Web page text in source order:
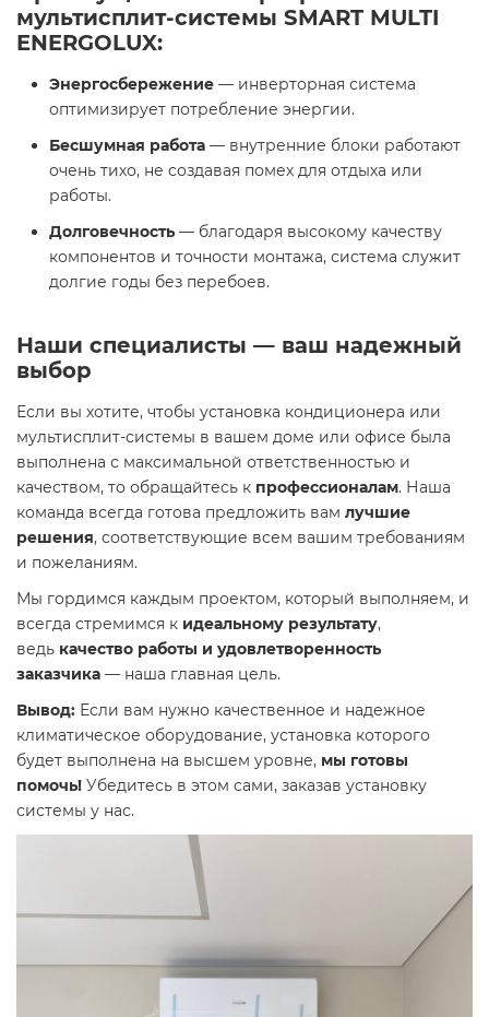
мультисплит-системы SMART MULTI
ENERGOLUX:
Энергосбережение — инверторная система
оптимизирует потребление энергии.
Бесшумная работа — внутренние блоки работают
очень тихо, не создавая помех для отдыха или
работы.
Долговечность — благодаря высокому качеству
компонентов и точности монтажа, система служит
долгие годы без перебоев.
Наши специалисты — ваш надежный
выбор
Если вы хотите, чтобы установка кондиционера или
мультисплит-системы в вашем доме или офисе была
выполнена с максимальной ответственностью и
качеством, то обращайтесь к профессионалам. Наша
команда всегда готова предложить вам лучшие
решения, соответствующие всем вашим требованиям
и пожеланиям.
Мы гордимся каждым проектом, который выполняем, и
всегда стремимся к идеальному результату,
ведь качество работы и удовлетворенность
заказчика — наша главная цель.
Вывод: Если вам нужно качественное и надежное
климатическое оборудование, установка которого
будет выполнена на высшем уровне, мы готовы
помочь! Убедитесь в этом сами, заказав установку
системы у нас.